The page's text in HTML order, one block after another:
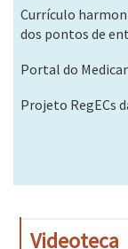
Currículo
dos pontos de
Portal do
Projeto RegECs
Videoteca